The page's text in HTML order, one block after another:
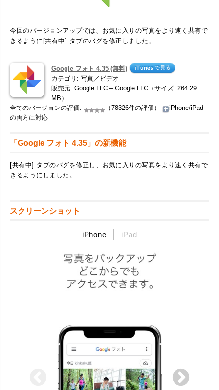
今回のバージョンアップでは、お気に入りの写真をより速く共有で
きるように[共有中] タブのバグを修正しました。
Google フォト 4.35 (無料)
カテゴリ: 写真／ビデオ
販売元: Google LLC – Google LLC（サイズ: 264.29
MB）
全てのバージョンの評価:
（78326件の評価）
iPhone/iPad
の両方に対応
「Google フォト 4.35」の新機能
[共有中] タブのバグを修正し、お気に入りの写真をより速く共有で
きるようにしました。
スクリーンショット
iPhone iPad